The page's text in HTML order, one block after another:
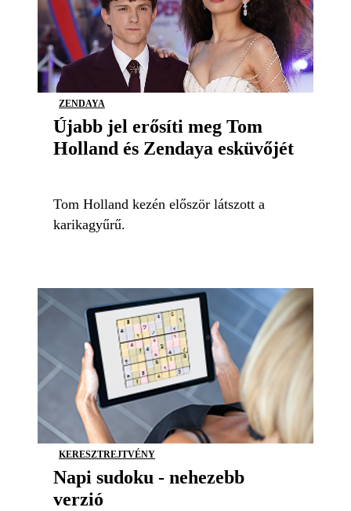
ZENDAYA
Újabb jel erősíti meg Tom
Holland és Zendaya esküvőjét
Tom Holland kezén először látszott a
karikagyűrű.
KERESZTREJTVÉNY
Napi sudoku - nehezebb
verzió